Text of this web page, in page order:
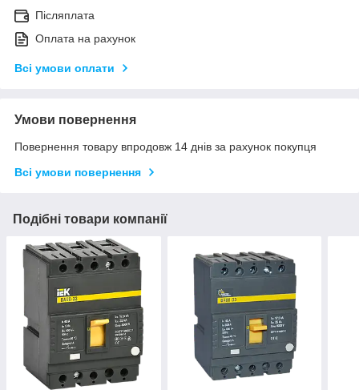
Післяплата
Оплата на рахунок
Всі умови оплати
Умови повернення
Повернення товару впродовж 14 днів за рахунок покупця
Всі умови повернення
Подібні товари компанії